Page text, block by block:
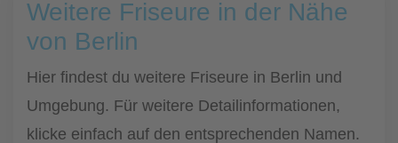
Weitere Friseure in der Nähe
von Berlin
Hier findest du weitere Friseure in Berlin und
Umgebung. Für weitere Detailinformationen,
klicke einfach auf den entsprechenden Namen.